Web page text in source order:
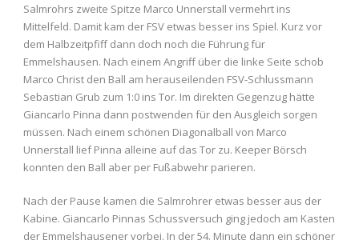
Salmrohrs zweite Spitze Marco Unnerstall vermehrt ins
Mittelfeld. Damit kam der FSV etwas besser ins Spiel. Kurz vor
dem Halbzeitpfiff dann doch noch die Führung für
Emmelshausen. Nach einem Angriff über die linke Seite schob
Marco Christ den Ball am herauseilenden FSV-Schlussmann
Sebastian Grub zum 1:0 ins Tor. Im direkten Gegenzug hätte
Giancarlo Pinna dann postwenden für den Ausgleich sorgen
müssen. Nach einem schönen Diagonalball von Marco
Unnerstall lief Pinna alleine auf das Tor zu. Keeper Börsch
konnten den Ball aber per Fußabwehr parieren.
Nach der Pause kamen die Salmrohrer etwas besser aus der
Kabine. Giancarlo Pinnas Schussversuch ging jedoch am Kasten
der Emmelshausener vorbei. In der 54. Minute dann ein schöner